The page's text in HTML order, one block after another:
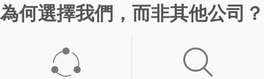
為何選擇我們，而非其他公司？